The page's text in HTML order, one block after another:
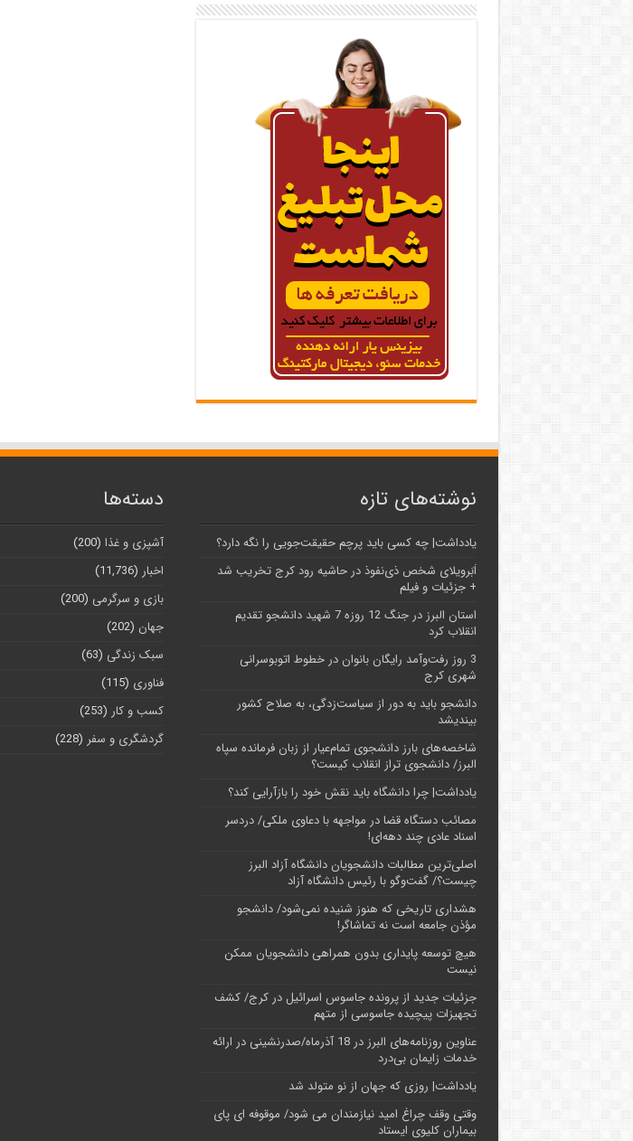
نوشته‌های تازه
یادداشت| ‌چه کسی باید پرچم حقیقت‌جویی را نگه دارد؟
اَبَر‌ویلای شخص ذی‌نفوذ در حاشیه‌ رود کرج تخریب شد
+ جزئیات و فیلم
استان البرز در جنگ 12 روزه 7 شهید دانشجو تقدیم
انقلاب کرد
3 روز رفت‌وآمد رایگان بانوان در خطوط اتوبوسرانی
شهری کرج
دانشجو باید به دور از سیاست‌زدگی، به صلاح کشور
بیندیشد
شاخصه‌های بارز دانشجوی تمام‌عیار از زبان فرمانده سپاه
البرز/ دانشجوی تراز انقلاب کیست؟
یادداشت| چرا دانشگاه باید نقش خود را بازآرایی کند؟
مصائب دستگاه قضا در مواجهه با دعاوی ملکی/ دردسر
اسناد عادی چند‌ دهه‌ای!
اصلی‌ترین مطالبات دانشجویان دانشگاه آزاد البرز
چیست؟/ گفت‌وگو با رئیس دانشگاه آز‌اد
هشداری تاریخی که هنوز شنیده نمی‌شود/ دانشجو
مؤذن جامعه است نه تماشاگر!
هیچ توسعه پایداری بدون همراهی دانشجویان ممکن
نیست
جزئیات جدید از پرونده جاسوس اسرائیل در کرج/‌ کشف
تجهیزات پیچیده جاسوسی از متهم
عناوین روزنامه‌های البرز در ‌18 آذرماه/صدرنشینی در ارائه
خدمات زایمان بی‌درد
یادداشت| روزی که جهان از نو متولد شد
وقتی وقف چراغ امید نیازمندان می شود/ موقوفه ای پای
بیماران کلیوی ایستاد
دسته‌ها
آشپزی و غذا (200)
اخبار (11,736)
بازی و سرگرمی (200)
جهان (202)
سبک زندگی (63)
فناوری (115)
کسب و کار (253)
گردشگری و سفر (228)